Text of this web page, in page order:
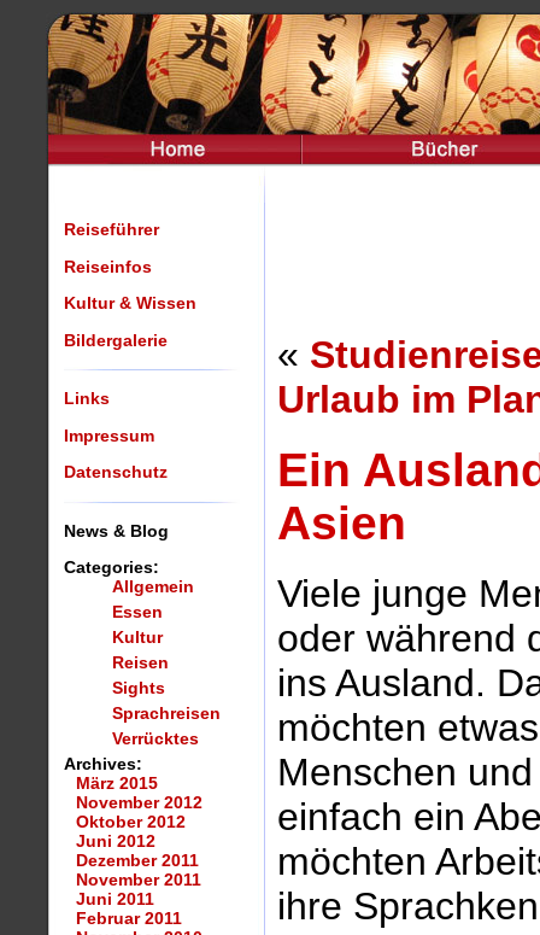
Reiseführer
Reiseinfos
Kultur & Wissen
Bildergalerie
Links
Impressum
Datenschutz
News & Blog
Categories:
Allgemein
Essen
Kultur
Reisen
Sights
Sprachreisen
Verrücktes
Archives:
März 2015
November 2012
Oktober 2012
Juni 2012
Dezember 2011
November 2011
Juni 2011
Februar 2011
«
Urlaub im
Ein
Asien
Viele junge
oder während
ins Ausland.
möchten
Menschen
einfach ein
möchten
ihre